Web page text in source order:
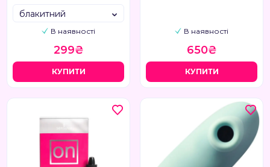
В наявності
блакитний
299₴
КУПИТИ
В наявності
650₴
КУПИТИ